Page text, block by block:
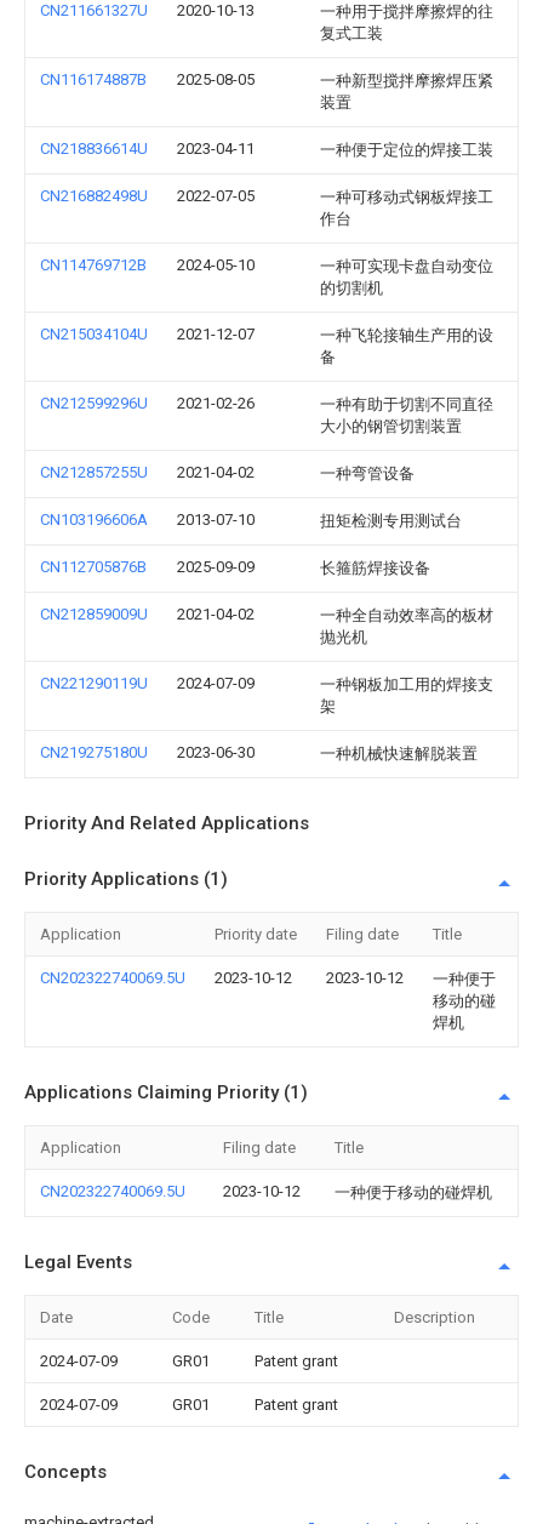
CN211661327U 2020-10-13
一种用于搅拌摩擦焊的往
复式工装
CN116174887B 2025-08-05
一种新型搅拌摩擦焊压紧
装置
CN218836614U 2023-04-11 一种便于定位的焊接工装
CN216882498U 2022-07-05
一种可移动式钢板焊接工
作台
CN114769712B 2024-05-10
一种可实现卡盘自动变位
的切割机
CN215034104U 2021-12-07
一种飞轮接轴生产用的设
备
CN212599296U 2021-02-26
一种有助于切割不同直径
大小的钢管切割装置
CN212857255U 2021-04-02 一种弯管设备
CN103196606A 2013-07-10 扭矩检测专用测试台
CN112705876B 2025-09-09 长箍筋焊接设备
CN212859009U 2021-04-02
一种全自动效率高的板材
抛光机
CN221290119U 2024-07-09
一种钢板加工用的焊接支
架
CN219275180U 2023-06-30 一种机械快速解脱装置
Priority And Related Applications
Priority Applications (1)
Application Priority date Filing date Title
CN202322740069.5U 2023-10-12 2023-10-12
一种便于
移动的碰
焊机
Applications Claiming Priority (1)
Application Filing date Title
CN202322740069.5U 2023-10-12 一种便于移动的碰焊机
Legal Events
Date Code Title Description
2024-07-09 GR01 Patent grant
2024-07-09 GR01 Patent grant
Concepts